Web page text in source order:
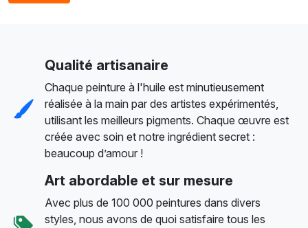
Qualité artisanaire
Chaque peinture à l'huile est minutieusement
réalisée à la main par des artistes expérimentés,
utilisant les meilleurs pigments. Chaque œuvre est
créée avec soin et notre ingrédient secret :
beaucoup d’amour !
Art abordable et sur mesure
Avec plus de 100 000 peintures dans divers
styles, nous avons de quoi satisfaire tous les